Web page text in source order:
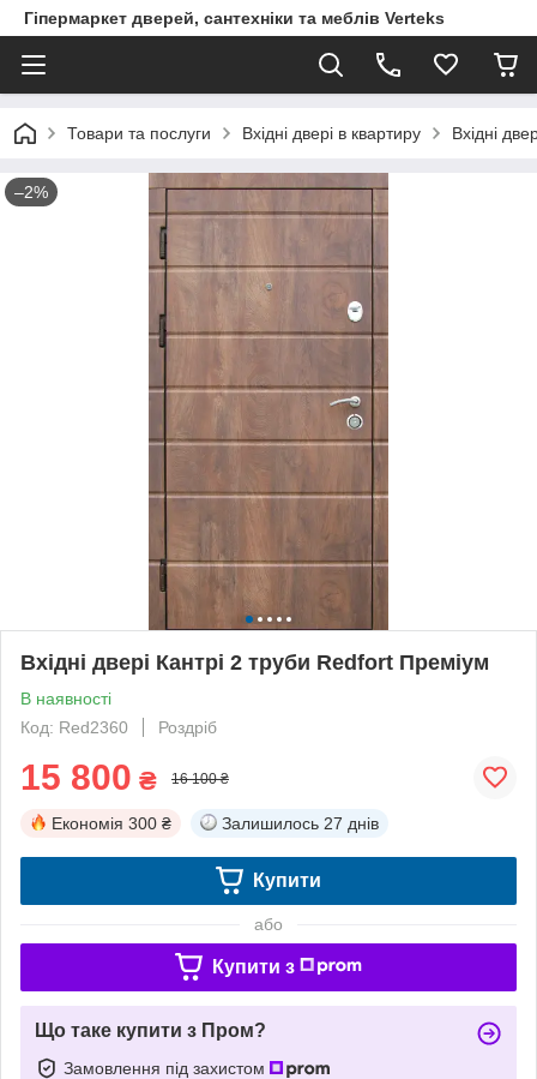
Гіпермаркет дверей, сантехніки та меблів Verteks
Товари та послуги Вхідні двері в квартиру Вхідні
–2%
Вхідні двері Кантрі 2 труби Redfort Преміум
В наявності
Код: Red2360
Роздріб
15 800 ₴ 16 100 ₴
Економія 300 ₴ Залишилось 27 днів
Купити
або
Купити з
Що таке купити з Пром?
Замовлення під захистом